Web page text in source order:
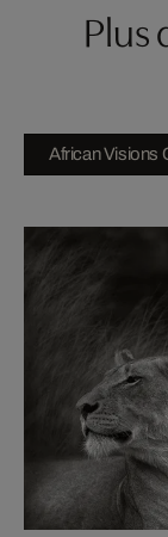
African Visions